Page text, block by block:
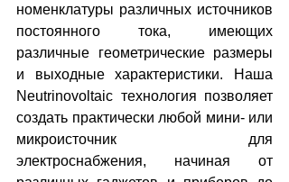
номенклатуры различных источников
постоянного тока, имеющих
различные геометрические размеры
и выходные характеристики. Наша
Neutrinovoltaic технология позволяет
создать практически любой мини- или
микроисточник для
электроснабжения, начиная от